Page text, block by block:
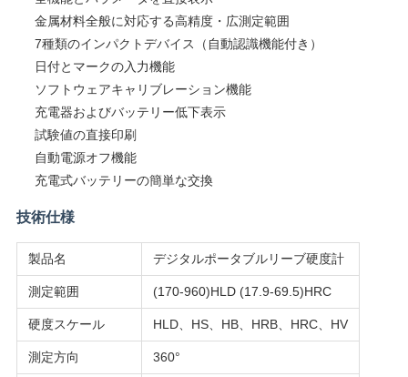
ュ
ー
ス
金属材料全般に対応する高精度・広測定範囲
7種類のインパクトデバイス（自動認識機能付き）
日付とマークの入力機能
ソフトウェアキャリブレーション機能
充電器およびバッテリー低下表示
試験値の直接印刷
自動電源オフ機能
充電式バッテリーの簡単な交換
技術仕様
製品名 デジタルポータブルリーブ硬度計
測定範囲 (170-960)HLD (17.9-69.5)HRC
硬度スケール HLD、HS、HB、HRB、HRC、HV
測定方向 360°